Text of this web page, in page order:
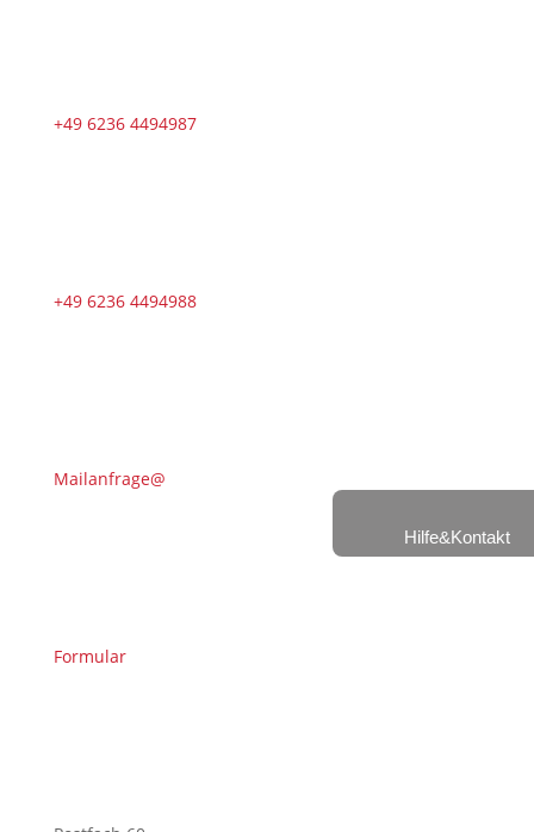
+49 6236 4494987
+49 6236 4494988
Mailanfrage@
Formular
Hilfe&Kontakt